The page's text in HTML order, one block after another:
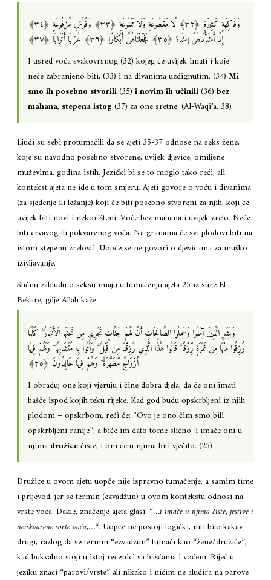
وَفَاكِهَةٍ كَثِيرَةٍ ‎﴿٣٢﴾‏ لَّا مَقْطُوعَةٍ وَلَا مَمْنُوعَةٍ ‎﴿٣٣﴾‏ وَفُرُشٍ مَّرْفُوعَةٍ ‎﴿٣٤﴾‏
إِنَّا أَنشَأْنَاهُنَّ إِنشَاءً ‎﴿٣٥﴾‏ فَجَعَلْنَاهُنَّ أَبْكَارًا ‎﴿٣٦﴾‏ عُرُبًا أَتْرَابًا ‎﴿٣٧﴾
I usred voća svakovrsnog (32) kojeg će uvijek imati i koje
neće zabranjeno biti, (33) i na divanima uzdignutim. (34) Mi
smo ih posebno stvorili(35) i novim ih učinili(36) bez
mahana, stepena istog (37) za one sretne; (Al-Waqi’a, 38)
Ljudi su sebi protumačili da se ajeti 35-37 odnose na seks žene,
koje su navodno posebno stvorene, uvijek djevice, omiljene
muževima, godina istih. Jezički bi se to moglo tako reći, ali
kontekst ajeta ne ide u tom smjeru. Ajeti govore o voću i divanima
(za sjedenje ili ležanje) koji će biti posebno stvoreni za njih, koji će
uvijek biti novi i nekorišteni. Voće bez mahana i uvijek zrelo. Neće
biti crvavog ili pokvarenog voća. Na granama će svi plodovi biti na
istom stepenu zrelosti. Uopće se ne govori o djevicama za muško
iživljavanje.
Sličnu zabludu o seksu imaju u tumačenju ajeta 25 iz sure El-
Bekare, gdje Allah kaže:
وَبَشِّرِ الَّذِينَ آمَنُوا وَعَمِلُوا الصَّالِحَاتِ أَنَّ لَهُمْ جَنَّاتٍ تَجْرِي مِن تَحْتِهَا الْأَنْهَارُ ۖ كُلَّمَا
رُزِقُوا مِنْهَا مِن ثَمَرَةٍ رِّزْقًا ۙ قَالُوا هَٰذَا الَّذِي رُزِقْنَا مِن قَبْلُ ۖ وَأُتُوا بِهِ مُتَشَابِهًا ۖ وَلَهُمْ فِيهَا
أَزْوَاجٌ مُّطَهَّرَةٌ ۖ وَهُمْ فِيهَا خَالِدُونَ ‎﴿٢٥﴾
I obraduj one koji vjeruju i čine dobra djela, da će oni imati
bašče ispod kojih teku rijeke. Kad god budu opskrbljeni iz njih
plodom – opskrbom, reći će: “Ovo je ono čim smo bili
opskrbljeni ranije”, a biće im dato tome slično; i imaće oni u
njima družicečiste, i oni će u njima biti vječito. (25)
Družice u ovom ajetu uopće nije ispravno tumačenje, a samim time
i prijevod, jer se termin (ezvadžun) u ovom kontekstu odnosi na
vrste voća. Dakle, značenje ajeta glasi: “…i imaće u njima čiste, jestive i
neiskvarene sorte voća,…“. Uopće ne postoji logički, niti bilo kakav
drugi, razlog da se termin “ezvadžun” tumači kao “žene/družiće”,
kad bukvalno stoji u istoj rečenici sa bašćama i voćem! Riječ u
jeziku znači “parovi/vrste” ali nikako i ničim ne aludira na parove